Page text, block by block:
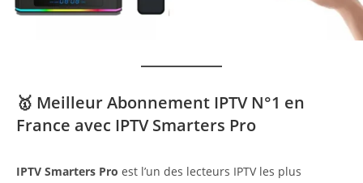
🥇 Meilleur Abonnement IPTV N°1 en
France avec IPTV Smarters Pro
IPTV Smarters Pro est l’un des lecteurs IPTV les plus